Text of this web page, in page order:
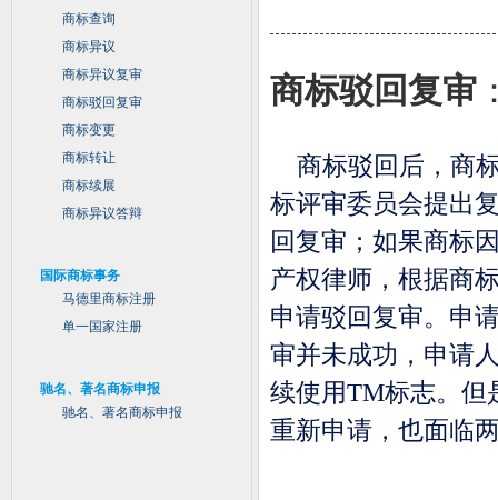
商标驳回复审
商标驳回后，商
标评审委员会提出
回复审；如果商标
产权律师，根据商
申请驳回复审。申
审并未成功，申请
续使用TM标志。但
重新申请，也面临
商标查询
商标异议
商标异议复审
商标驳回复审
商标变更
商标转让
商标续展
商标异议答辩
国际商标事务
马德里商标注册
单一国家注册
驰名、著名商标申报
驰名、著名商标申报